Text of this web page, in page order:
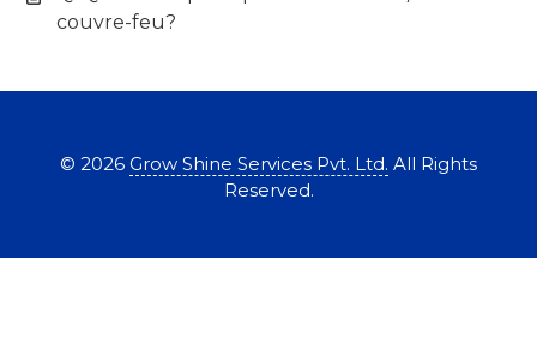
couvre-feu?
© 2026 Grow Shine Services Pvt. Ltd. All Rights
Reserved.